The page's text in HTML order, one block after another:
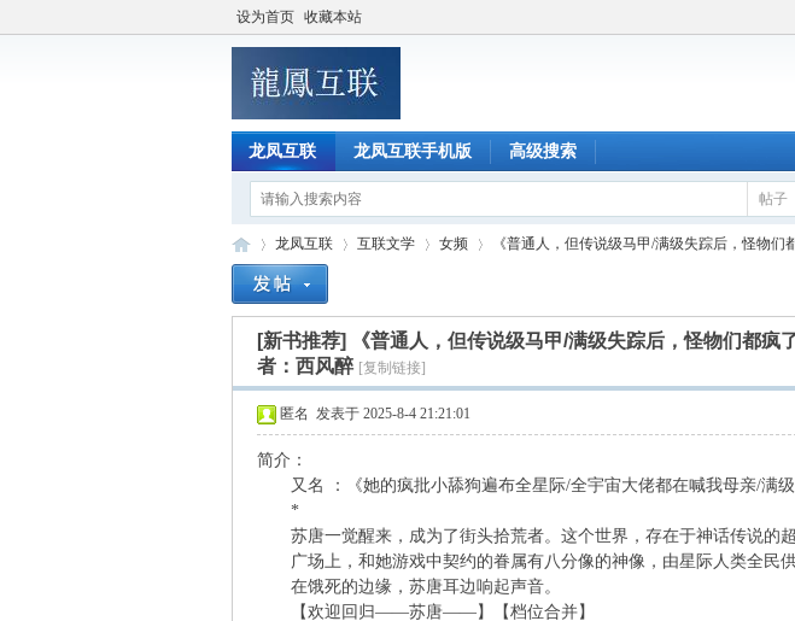
设为首页 收藏本站
龙凤互联 龙凤互联手机版 高级搜索
帖子
龙凤互联
›
互联文学
›
女频
›
《普通人，但传说级马甲/满级失踪后，怪物们
[新书推荐]
《普通人，但传说级马甲/满级失踪后，怪物们都
者：西风醉 [复制链接]
匿名 发表于 2025-8-4 21:21:01
简介：
又名 ：《她的疯批小舔狗遍布全星际/全宇宙大佬都在喊我母亲/满级
*
苏唐一觉醒来，成为了街头拾荒者。这个世界，存在于神话传说的超
广场上，和她游戏中契约的眷属有八分像的神像，由星际人类全民供
在饿死的边缘，苏唐耳边响起声音。
【欢迎回归——苏唐——】【档位合并】